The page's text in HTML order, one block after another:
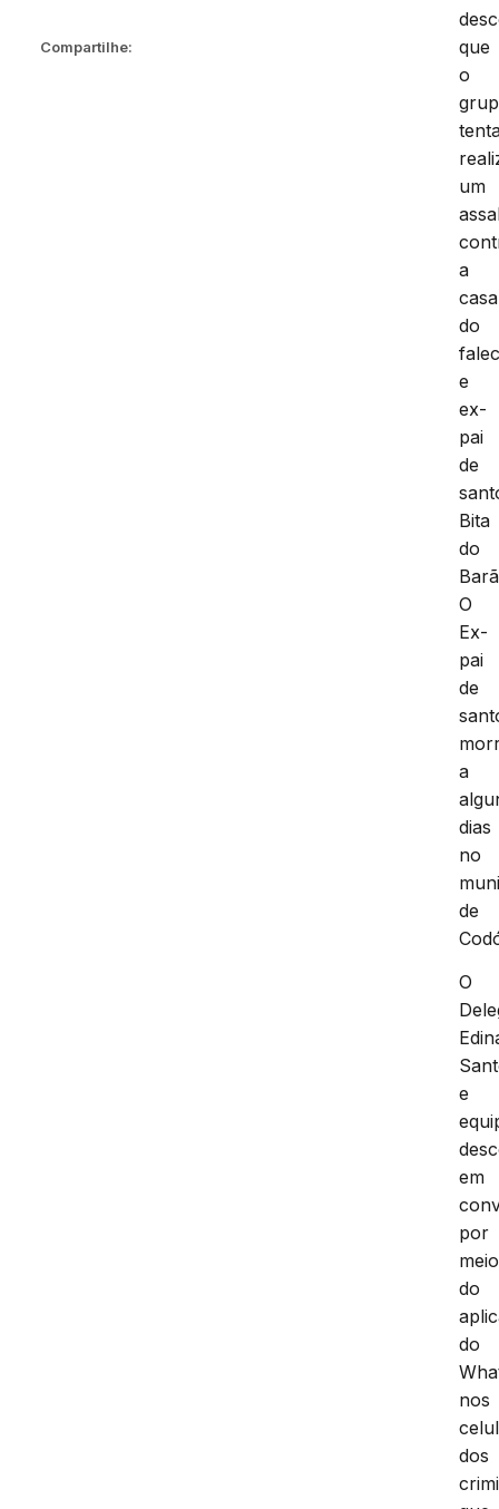
Compartilhe:
que
o
um
a
casa
do
e
ex-
pai
de
Bita
do
O
Ex-
pai
de
a
dias
no
de
O
e
em
por
meio
do
do
nos
dos